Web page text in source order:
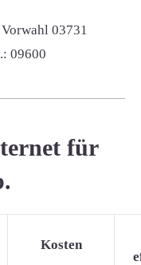
03731
09600
für
Kosten